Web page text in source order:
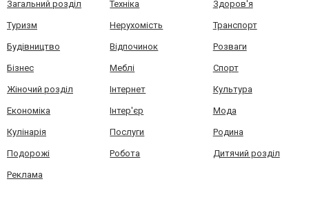
Загальний розділ Техніка Здоров'я
Туризм Нерухомість Транспорт
Будівництво Відпочинок Розваги
Бізнес Меблі Спорт
Жіночий розділ Інтернет Культура
Економіка Інтер'єр Мода
Кулінарія Послуги Родина
Подорожі Робота Дитячий розділ
Реклама